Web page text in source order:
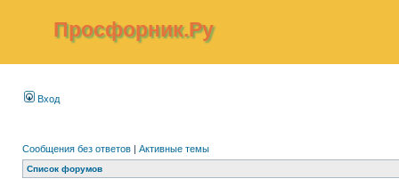
Просфорник.Ру
Вход
Сообщения без ответов | Активные темы
Список форумов